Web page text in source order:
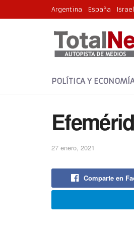
Argentina España Israel
POLÍTICA Y
27 enero, 2021
Comparte en